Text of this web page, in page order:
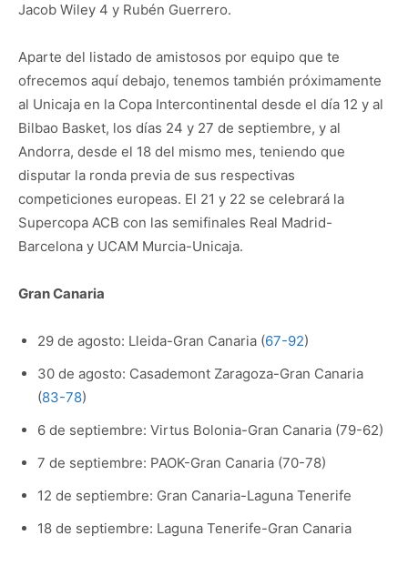
Jacob Wiley 4 y Rubén Guerrero.
Aparte del listado de amistosos por equipo que te
ofrecemos aquí debajo, tenemos también próximamente
al Unicaja en la Copa Intercontinental desde el día 12 y al
Bilbao Basket, los días 24 y 27 de septiembre, y al
Andorra, desde el 18 del mismo mes, teniendo que
disputar la ronda previa de sus respectivas
competiciones europeas. El 21 y 22 se celebrará la
Supercopa ACB con las semifinales Real Madrid-
Barcelona y UCAM Murcia-Unicaja.
Gran Canaria
29 de agosto: Lleida-Gran Canaria (67-92)
30 de agosto: Casademont Zaragoza-Gran Canaria
(83-78)
6 de septiembre: Virtus Bolonia-Gran Canaria (79-62)
7 de septiembre: PAOK-Gran Canaria (70-78)
12 de septiembre: Gran Canaria-Laguna Tenerife
18 de septiembre: Laguna Tenerife-Gran Canaria